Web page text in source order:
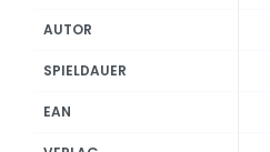
AUTOR
SPIELDAUER
EAN